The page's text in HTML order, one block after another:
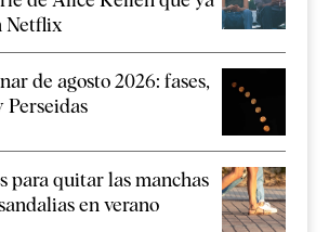
Netflix
de agosto 2026: fases,
Perseidas
para quitar las manchas
en verano